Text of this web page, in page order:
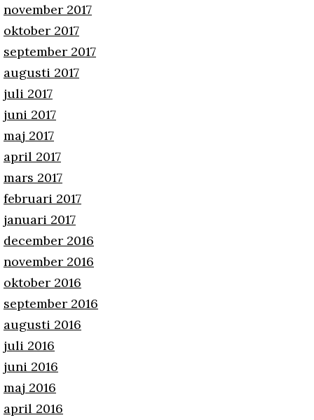
november 2017
oktober 2017
september 2017
augusti 2017
juli 2017
juni 2017
maj 2017
april 2017
mars 2017
februari 2017
januari 2017
december 2016
november 2016
oktober 2016
september 2016
augusti 2016
juli 2016
juni 2016
maj 2016
april 2016